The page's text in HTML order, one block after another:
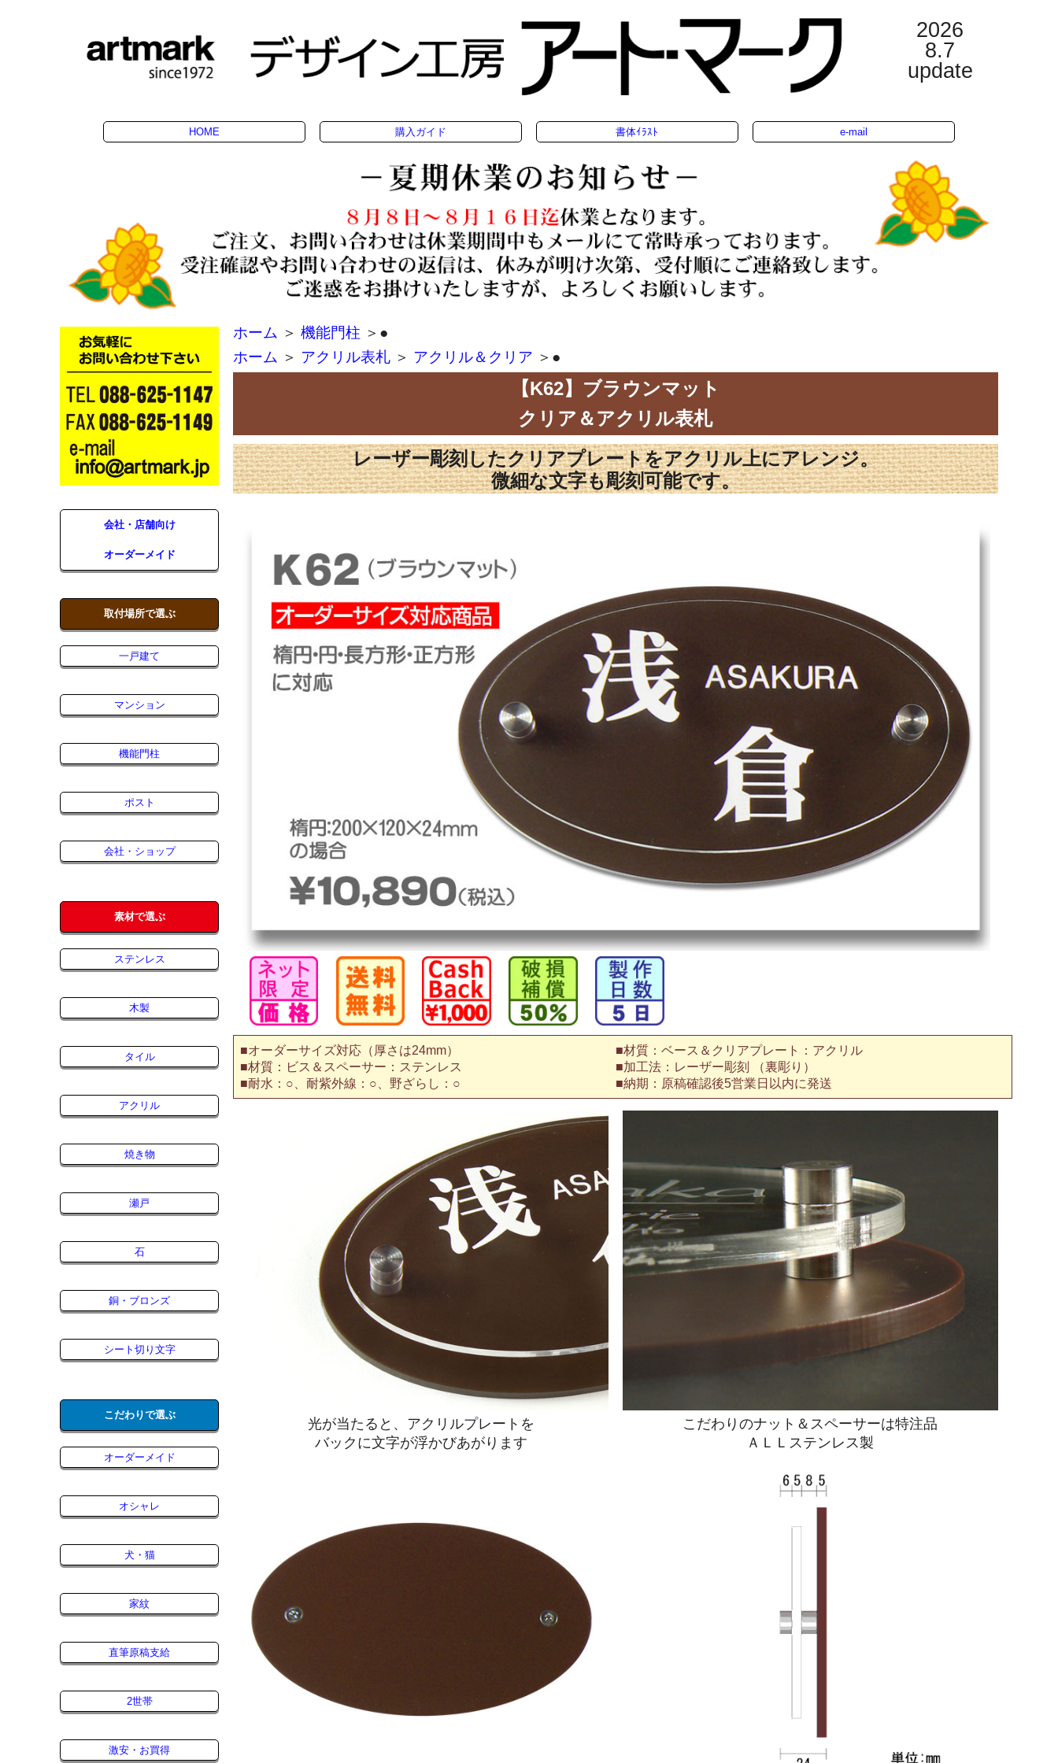
2026
8.7
update
HOME 購入ガイド 書体ｲﾗｽﾄ e-mail
ホーム ＞機能門柱 ＞●
ホーム ＞ アクリル表札 ＞ アクリル＆クリア ＞●
【K62】ブラウンマット
クリア＆アクリル表札
レーザー彫刻したクリアプレートをアクリル上にアレンジ。
微細な文字も彫刻可能です。
■オーダーサイズ対応（厚さは24mm）
■材質：ベース＆クリアプレート：アクリル
■材質：ビス＆スペーサー：ステンレス
■加工法：レーザー彫刻 （裏彫り）
■耐水：○、耐紫外線：○、野ざらし：○
■納期：原稿確認後5営業日以内に発送
光が当たると、アクリルプレートを
バックに文字が浮かびあがります
こだわりのナット＆スペーサーは特注品
ＡＬＬステンレス製
会社・店舗向け
オーダーメイド
取付場所で選ぶ
一戸建て
マンション
機能門柱
ポスト
会社・ショップ
素材で選ぶ
ステンレス
木製
タイル
アクリル
焼き物
瀬戸
石
銅・ブロンズ
シート切り文字
こだわりで選ぶ
オーダーメイド
オシャレ
犬・猫
家紋
直筆原稿支給
2世帯
激安・お買得